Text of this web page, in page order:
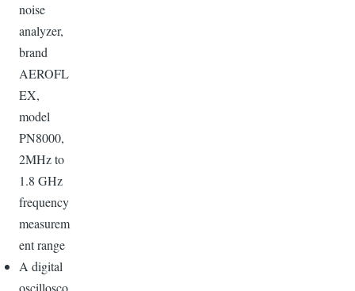
noise
analyzer,
brand
AEROFL
EX,
model
PN8000,
2MHz to
1.8 GHz
frequency
measurem
ent range
A digital
oscillosco